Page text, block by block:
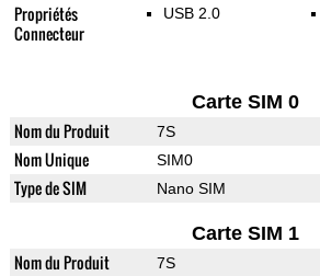
Propriétés
Connecteur
USB 2.0
Carte SIM 0
Nom du Produit 7S
Nom Unique SIM0
Type de SIM Nano SIM
Carte SIM 1
Nom du Produit 7S